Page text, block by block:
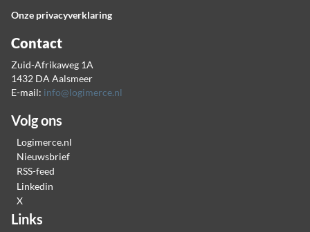
Onze privacyverklaring
Contact
Zuid-Afrikaweg 1A
1432 DA Aalsmeer
E-mail: info@logimerce.nl
Volg ons
Logimerce.nl
Nieuwsbrief
RSS-feed
Linkedin
X
Links